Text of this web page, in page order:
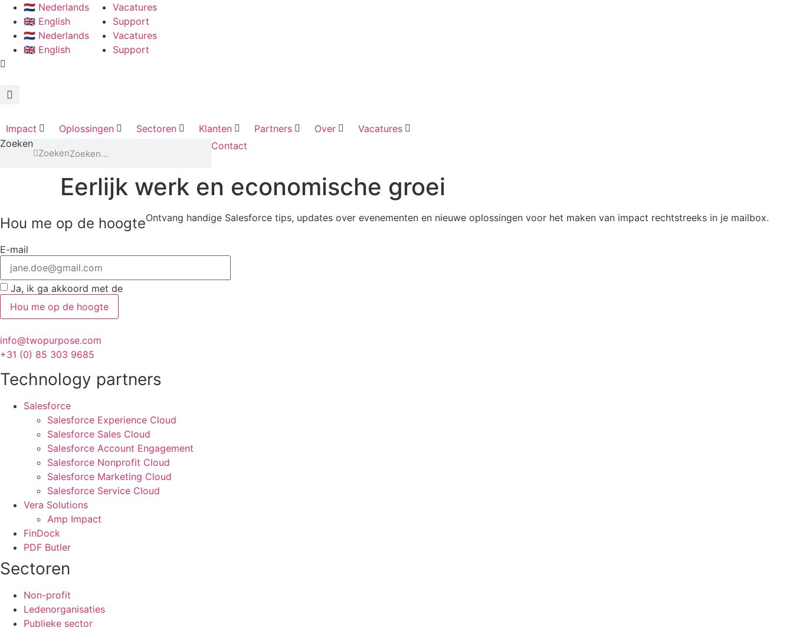
🇳🇱 Nederlands
🇬🇧 English
🇳🇱 Nederlands
🇬🇧 English
Vacatures
Support
Vacatures
Support
Impact Oplossingen Sectoren Klanten Partners Over
Vacatures
Zoeken
Zoeken
Contact
Eerlijk werk en economische groei
Hou me op de hoogteOntvang handige Salesforce tips, updates over evenementen en nieuwe oplossingen voor het maken van impact rechtstreeks in je mailbox.
E-mail
Ja, ik ga akkoord met de
Hou me op de hoogte
info@twopurpose.com
+31 (0) 85 303 9685
Technology partners
Salesforce
Salesforce Experience Cloud
Salesforce Sales Cloud
Salesforce Account Engagement
Salesforce Nonprofit Cloud
Salesforce Marketing Cloud
Salesforce Service Cloud
Vera Solutions
Amp Impact
FinDock
PDF Butler
Sectoren
Non-profit
Ledenorganisaties
Publieke sector